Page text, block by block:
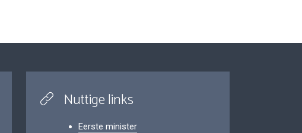
Nuttige links
Eerste minister